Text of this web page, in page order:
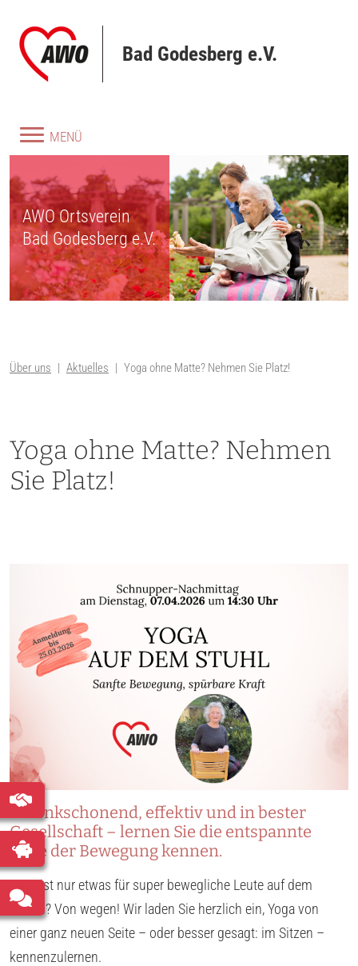
Bad Godesberg e.V.
MENÜ
AWO Ortsverein
Bad Godesberg e.V.
Über uns Aktuelles Yoga ohne Matte? Nehmen Sie Platz!
Yoga ohne Matte? Nehmen
Sie Platz!
Gelenkschonend, effektiv und in bester
Gesellschaft – lernen Sie die entspannte
Seite der Bewegung kennen.
Yoga ist nur etwas für super bewegliche Leute auf dem
Boden? Von wegen! Wir laden Sie herzlich ein, Yoga von
einer ganz neuen Seite – oder besser gesagt: im Sitzen –
kennenzulernen.